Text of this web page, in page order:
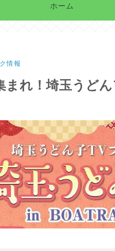
ホーム
情報
まれ！埼玉うど